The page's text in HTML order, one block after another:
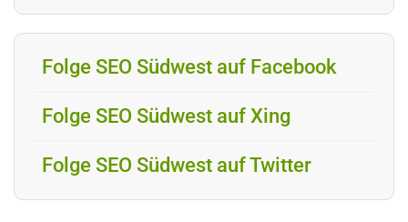
Folge SEO Südwest auf Facebook
Folge SEO Südwest auf Xing
Folge SEO Südwest auf Twitter